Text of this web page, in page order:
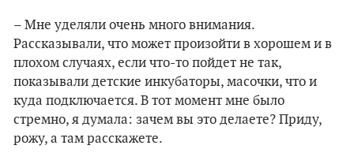
– Мне уделяли очень много внимания.
Рассказывали, что может произойти в хорошем и в
плохом случаях, если что-то пойдет не так,
показывали детские инкубаторы, масочки, что и
куда подключается. В тот момент мне было
стремно, я думала: зачем вы это делаете? Приду,
рожу, а там расскажете.